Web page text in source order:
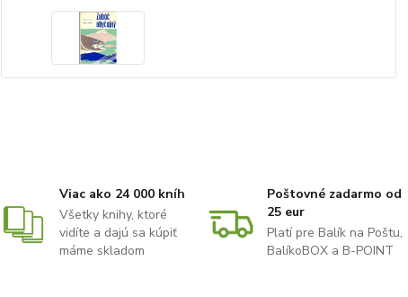
Viac ako 24 000 kníh
Všetky knihy, ktoré
vidíte a dajú sa kúpiť
máme skladom
Poštovné zadarmo od
25 eur
Platí pre Balík na Poštu,
BalíkoBOX a B-POINT